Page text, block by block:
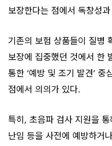
보장한다는 점에서 독창성
기존의 보험 상품들이 질병
보장에 집중했던 것에서 한
통한 ‘예방 및 조기 발견’
점에서 의의가 있다.
특히, 초음파 검사 지원을
난임 등을 사전에 예방하거